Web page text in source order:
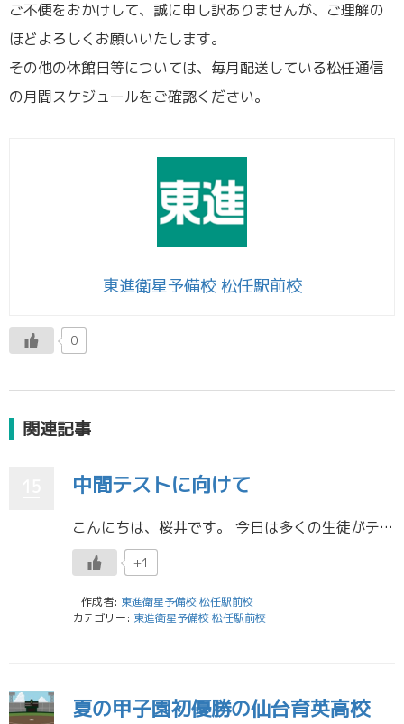
ご不便をおかけして、誠に申し訳ありませんが、ご理解の
ほどよろしくお願いいたします。
その他の休館日等については、毎月配送している松任通信
の月間スケジュールをご確認ください。
東進衛星予備校 松任駅前校
0
関連記事
中間テストに向けて
こんにちは、桜井です。 今日は多くの生徒がテスト前の最後の日曜日でした。なのに人がとても少ない(´;ω;｀) 松任校は受講する生徒も自習する生徒も大歓迎ですよ！ テスト勉強に満足している人も不安な人も見られました。特に一 […]
+1
作成者: 東進衛星予備校 松任駅前校
カテゴリー: 東進衛星予備校 松任駅前校
夏の甲子園初優勝の仙台育英高校